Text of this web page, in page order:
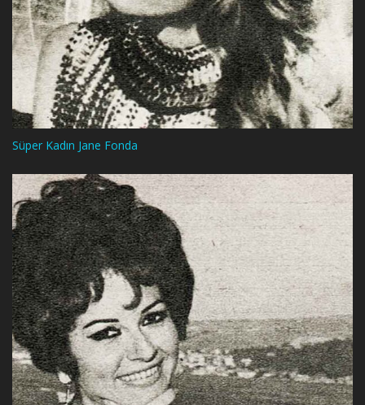
Süper Kadın Jane Fonda